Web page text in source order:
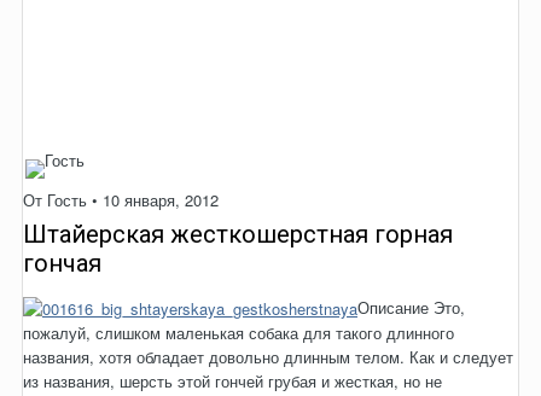
От Гость • 10 января, 2012
Штайеpская жесткошерстная горная
гончая
Описание Это,
пожалуй, слишком маленькая собака для такого длинного
названия, хотя обладает довольно длинным телом. Как и следует
из названия, шерсть этой гончей грубая и жесткая, но не